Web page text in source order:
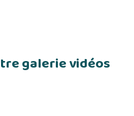
galerie vidéos